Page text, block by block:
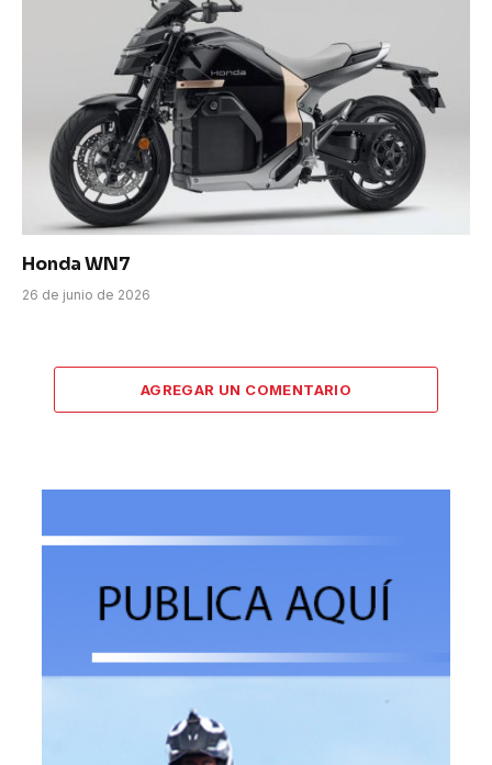
Honda WN7
26 de junio de 2026
AGREGAR UN COMENTARIO